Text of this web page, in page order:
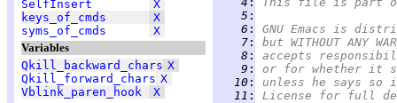
SelfInsert
X
keys_of_cmds
X
syms_of_cmds
X
Variables
Qkill_backward_chars X
Qkill_forward_chars X
Vblink_paren_hook
X
   5
:
   6
:
GNU Emacs is
   7
:
but WITHOUT ANY
   8
:
accepts
   9
:
or for whether it
  10
:
unless he says so
  11
:
License for full